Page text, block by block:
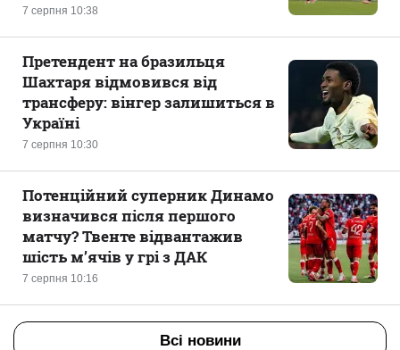
7 серпня 10:38
7 серпня 10:30
Претендент на бразильця
Шахтаря відмовився від
трансферу: вінгер залишиться в
Україні
7 серпня 10:16
Потенційний суперник Динамо
визначився після першого
матчу? Твенте відвантажив
шість м’ячів у грі з ДАК
Всі новини